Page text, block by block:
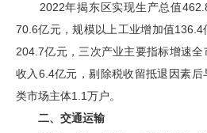
2022年揭东区实现生产总值
70.6亿元，规模以上工业增加值
204.7亿元，三次产业主要指标增速
收入6.4亿元，剔除税收留抵退因素
类市场主体1.1万户。
二、交通运输